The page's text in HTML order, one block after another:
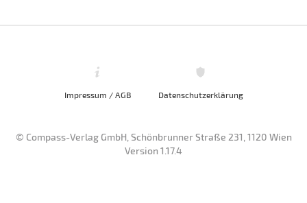
Impressum / AGB Datenschutzerklärung
© Compass-Verlag GmbH, Schönbrunner Straße 231, 1120 Wien
Version 1.17.4